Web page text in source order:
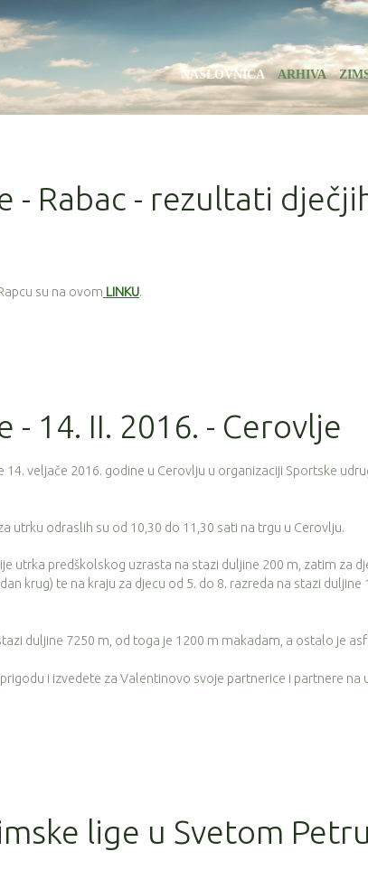
NASLOVNICA ARHIVA
- Rabac - rezultati
su na ovom LINKU.
- 14. II. 2016. - Cerovlje
veljače 2016. godine u Cerovlju u organizaciji Sportske
utrku odraslih su od 10,30 do 11,30 sati na trgu u Cerovlju.
utrka predškolskog uzrasta na stazi duljine 200 m, zatim za
krug) te na kraju za djecu od 5. do 8. razreda na stazi duljine
duljine 7250 m, od toga je 1200 m makadam, a ostalo je
i izvedete za Valentinovo svoje partnerice i partnere na
lige u Svetom